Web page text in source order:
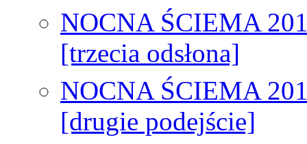
NOCNA ŚCIEMA
[trzecia odsłona]
NOCNA ŚCIEMA
[drugie podejście]